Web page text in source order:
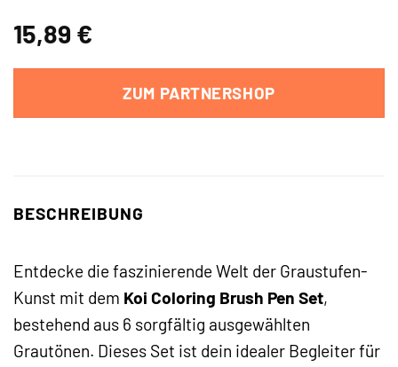
15,89 €
ZUM PARTNERSHOP
BESCHREIBUNG
Entdecke die faszinierende Welt der Graustufen-
Kunst mit dem Koi Coloring Brush Pen Set,
bestehend aus 6 sorgfältig ausgewählten
Grautönen. Dieses Set ist dein idealer Begleiter für